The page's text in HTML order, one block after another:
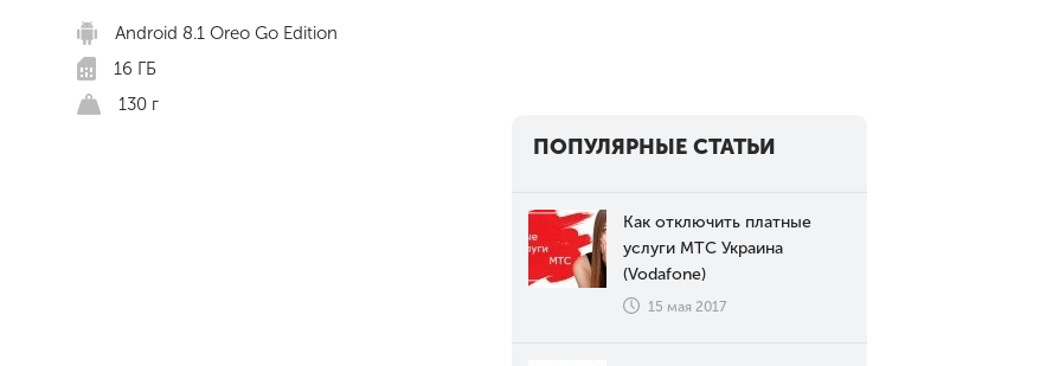
Android 8.1 Oreo Go Edition
16 ГБ
130 г
ПОПУЛЯРНЫЕ СТАТЬИ
Как отключить платные
услуги МТС Украина
(Vodafone)
15 мая 2017